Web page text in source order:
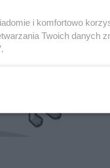
i komfortowo
Twoich danych